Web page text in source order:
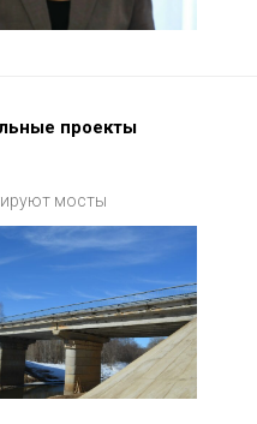
проекты
мосты